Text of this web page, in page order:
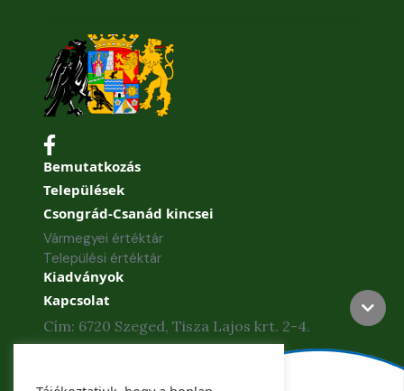
Bemutatkozás
Települések
Csongrád-Csanád kincsei
Vármegyei értéktár
Települési értéktár
Kiadványok
Kapcsolat
Cím: 6720 Szeged, Tisza Lajos krt. 2-4.